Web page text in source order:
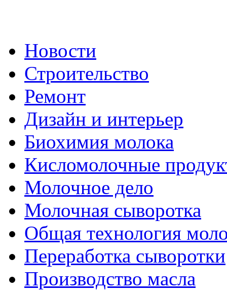
Новости
Строительство
Ремонт
Дизайн и интерьер
Биохимия молока
Кисломолочные
Молочное дело
Молочная сыворотка
Общая технология
Переработка сыворотки
Производство масла